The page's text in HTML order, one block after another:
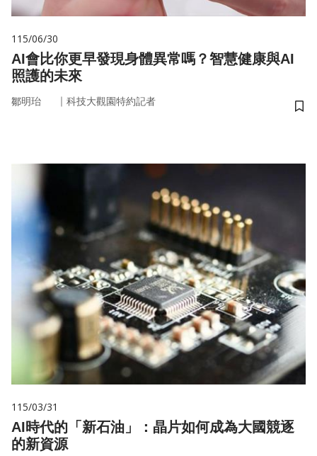
115/06/30
AI會比你更早發現身體異常嗎？智慧健康與AI
照護的未來
鄒明珆 ｜ 科技大觀園特約記者
儲
115/03/31
AI時代的「新石油」：晶片如何成為大國競逐
的新資源